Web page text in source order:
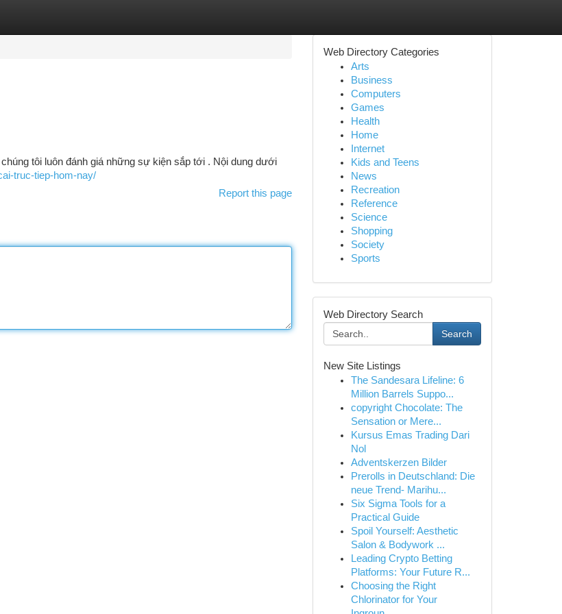
tôi luôn đánh giá những sự kiện sắp tới . Nội dung dưới
truc-tiep-hom-nay/
Report this page
Web Directory Categories
Arts
Business
Computers
Games
Health
Home
Internet
Kids and Teens
News
Recreation
Reference
Science
Shopping
Society
Sports
Web Directory Search
Search
New Site Listings
The Sandesara Lifeline: 6
Million Barrels Suppo...
copyright Chocolate: The
Sensation or Mere...
Kursus Emas Trading Dari
Nol
Adventskerzen Bilder
Prerolls in Deutschland: Die
neue Trend- Marihu...
Six Sigma Tools for a
Practical Guide
Spoil Yourself: Aesthetic
Salon & Bodywork ...
Leading Crypto Betting
Platforms: Your Future R...
Choosing the Right
Chlorinator for Your